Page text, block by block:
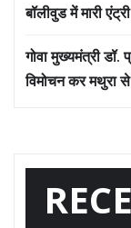
बॉलीवुड में मारी एंट्री
गोवा मुख्यमंत्री डॉ.
विमोचन कर मथुरा से